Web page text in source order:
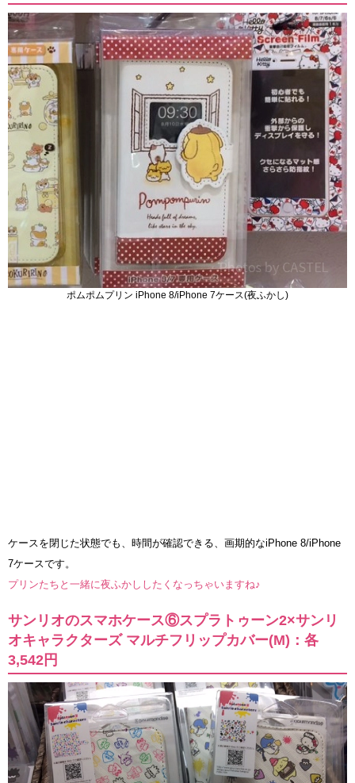
ポムポムプリン iPhone 8/iPhone 7ケース(夜ふかし)
ケースを閉じた状態でも、時間が確認できる、画期的なiPhone 8/iPhone
7ケースです。
プリンたちと一緒に夜ふかししたくなっちゃいますね♪
サンリオのスマホケース⑥スプラトゥーン2×サンリ
オキャラクターズ マルチフリップカバー(M)：各
3,542円